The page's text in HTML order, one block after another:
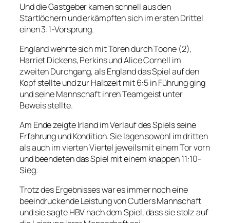
Und die Gastgeber kamen schnell aus den
Startlöchern und erkämpften sich im ersten Drittel
einen 3:1-Vorsprung.
England wehrte sich mit Toren durch Toone (2),
Harriet Dickens, Perkins und Alice Cornell im
zweiten Durchgang, als England das Spiel auf den
Kopf stellte und zur Halbzeit mit 6:5 in Führung ging
und seine Mannschaft ihren Teamgeist unter
Beweis stellte.
Am Ende zeigte Irland im Verlauf des Spiels seine
Erfahrung und Kondition. Sie lagen sowohl im dritten
als auch im vierten Viertel jeweils mit einem Tor vorn
und beendeten das Spiel mit einem knappen 11:10-
Sieg.
Trotz des Ergebnisses war es immer noch eine
beeindruckende Leistung von Cutlers Mannschaft
und sie sagte HBV nach dem Spiel, dass sie stolz auf